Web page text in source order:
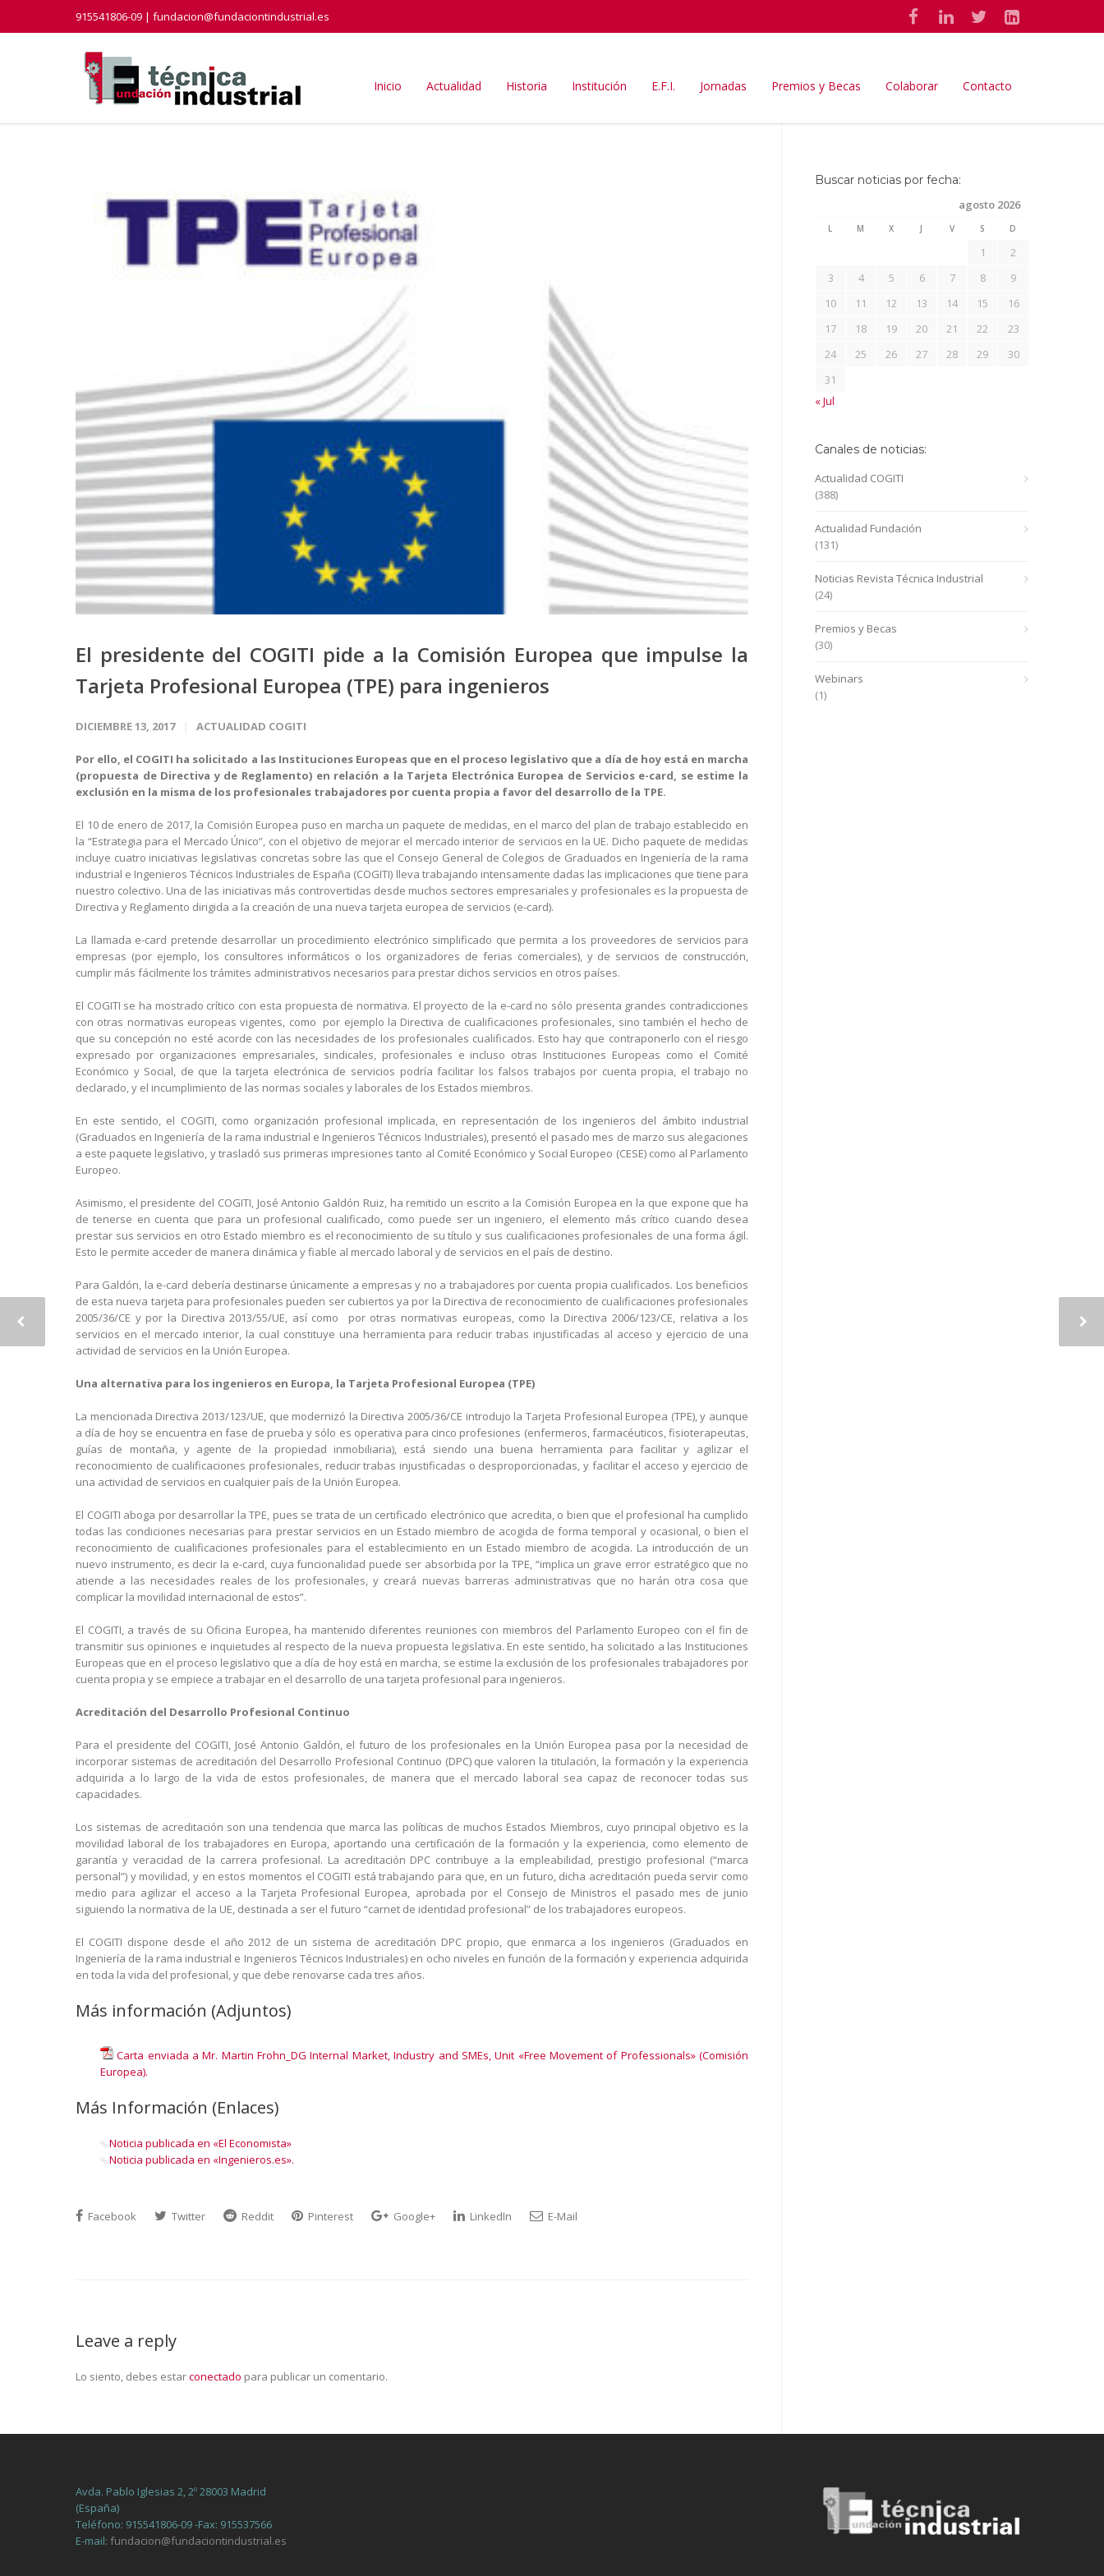
915541806-09 | fundacion@fundaciontindustrial.es
Inicio Actualidad Historia Institución E.F.I. Jornadas Premios y Becas Colaborar Contacto
El presidente del COGITI pide a la Comisión Europea que impulse la
Tarjeta Profesional Europea (TPE) para ingenieros
DICIEMBRE 13, 2017 ACTUALIDAD COGITI
Por ello, el COGITI ha solicitado a las Instituciones Europeas que en el proceso legislativo que a día de hoy está en marcha
(propuesta de Directiva y de Reglamento) en relación a la Tarjeta Electrónica Europea de Servicios e-card, se estime la
exclusión en la misma de los profesionales trabajadores por cuenta propia a favor del desarrollo de la TPE.
El 10 de enero de 2017, la Comisión Europea puso en marcha un paquete de medidas, en el marco del plan de trabajo establecido en
la “Estrategia para el Mercado Único”, con el objetivo de mejorar el mercado interior de servicios en la UE. Dicho paquete de medidas
incluye cuatro iniciativas legislativas concretas sobre las que el Consejo General de Colegios de Graduados en Ingeniería de la rama
industrial e Ingenieros Técnicos Industriales de España (COGITI) lleva trabajando intensamente dadas las implicaciones que tiene para
nuestro colectivo. Una de las iniciativas más controvertidas desde muchos sectores empresariales y profesionales es la propuesta de
Directiva y Reglamento dirigida a la creación de una nueva tarjeta europea de servicios (e-card).
La llamada e-card pretende desarrollar un procedimiento electrónico simplificado que permita a los proveedores de servicios para
empresas (por ejemplo, los consultores informáticos o los organizadores de ferias comerciales), y de servicios de construcción,
cumplir más fácilmente los trámites administrativos necesarios para prestar dichos servicios en otros países.
El COGITI se ha mostrado crítico con esta propuesta de normativa. El proyecto de la e-card no sólo presenta grandes contradicciones
con otras normativas europeas vigentes, como por ejemplo la Directiva de cualificaciones profesionales, sino también el hecho de
que su concepción no esté acorde con las necesidades de los profesionales cualificados. Esto hay que contraponerlo con el riesgo
expresado por organizaciones empresariales, sindicales, profesionales e incluso otras Instituciones Europeas como el Comité
Económico y Social, de que la tarjeta electrónica de servicios podría facilitar los falsos trabajos por cuenta propia, el trabajo no
declarado, y el incumplimiento de las normas sociales y laborales de los Estados miembros.
En este sentido, el COGITI, como organización profesional implicada, en representación de los ingenieros del ámbito industrial
(Graduados en Ingeniería de la rama industrial e Ingenieros Técnicos Industriales), presentó el pasado mes de marzo sus alegaciones
a este paquete legislativo, y trasladó sus primeras impresiones tanto al Comité Económico y Social Europeo (CESE) como al Parlamento
Europeo.
Asimismo, el presidente del COGITI, José Antonio Galdón Ruiz, ha remitido un escrito a la Comisión Europea en la que expone que ha
de tenerse en cuenta que para un profesional cualificado, como puede ser un ingeniero, el elemento más crítico cuando desea
prestar sus servicios en otro Estado miembro es el reconocimiento de su título y sus cualificaciones profesionales de una forma ágil.
Esto le permite acceder de manera dinámica y fiable al mercado laboral y de servicios en el país de destino.
Para Galdón, la e-card debería destinarse únicamente a empresas y no a trabajadores por cuenta propia cualificados. Los beneficios
de esta nueva tarjeta para profesionales pueden ser cubiertos ya por la Directiva de reconocimiento de cualificaciones profesionales
2005/36/CE y por la Directiva 2013/55/UE, así como por otras normativas europeas, como la Directiva 2006/123/CE, relativa a los
servicios en el mercado interior, la cual constituye una herramienta para reducir trabas injustificadas al acceso y ejercicio de una
actividad de servicios en la Unión Europea.
Una alternativa para los ingenieros en Europa, la Tarjeta Profesional Europea (TPE)
La mencionada Directiva 2013/123/UE, que modernizó la Directiva 2005/36/CE introdujo la Tarjeta Profesional Europea (TPE), y aunque
a día de hoy se encuentra en fase de prueba y sólo es operativa para cinco profesiones (enfermeros, farmacéuticos, fisioterapeutas,
guías de montaña, y agente de la propiedad inmobiliaria), está siendo una buena herramienta para facilitar y agilizar el
reconocimiento de cualificaciones profesionales, reducir trabas injustificadas o desproporcionadas, y facilitar el acceso y ejercicio de
una actividad de servicios en cualquier país de la Unión Europea.
El COGITI aboga por desarrollar la TPE, pues se trata de un certificado electrónico que acredita, o bien que el profesional ha cumplido
todas las condiciones necesarias para prestar servicios en un Estado miembro de acogida de forma temporal y ocasional, o bien el
reconocimiento de cualificaciones profesionales para el establecimiento en un Estado miembro de acogida. La introducción de un
nuevo instrumento, es decir la e-card, cuya funcionalidad puede ser absorbida por la TPE, “implica un grave error estratégico que no
atiende a las necesidades reales de los profesionales, y creará nuevas barreras administrativas que no harán otra cosa que
complicar la movilidad internacional de estos”.
El COGITI, a través de su Oficina Europea, ha mantenido diferentes reuniones con miembros del Parlamento Europeo con el fin de
transmitir sus opiniones e inquietudes al respecto de la nueva propuesta legislativa. En este sentido, ha solicitado a las Instituciones
Europeas que en el proceso legislativo que a día de hoy está en marcha, se estime la exclusión de los profesionales trabajadores por
cuenta propia y se empiece a trabajar en el desarrollo de una tarjeta profesional para ingenieros.
Acreditación del Desarrollo Profesional Continuo
Para el presidente del COGITI, José Antonio Galdón, el futuro de los profesionales en la Unión Europea pasa por la necesidad de
incorporar sistemas de acreditación del Desarrollo Profesional Continuo (DPC) que valoren la titulación, la formación y la experiencia
adquirida a lo largo de la vida de estos profesionales, de manera que el mercado laboral sea capaz de reconocer todas sus
capacidades.
Los sistemas de acreditación son una tendencia que marca las políticas de muchos Estados Miembros, cuyo principal objetivo es la
movilidad laboral de los trabajadores en Europa, aportando una certificación de la formación y la experiencia, como elemento de
garantía y veracidad de la carrera profesional. La acreditación DPC contribuye a la empleabilidad, prestigio profesional (“marca
personal”) y movilidad, y en estos momentos el COGITI está trabajando para que, en un futuro, dicha acreditación pueda servir como
medio para agilizar el acceso a la Tarjeta Profesional Europea, aprobada por el Consejo de Ministros el pasado mes de junio
siguiendo la normativa de la UE, destinada a ser el futuro “carnet de identidad profesional” de los trabajadores europeos.
El COGITI dispone desde el año 2012 de un sistema de acreditación DPC propio, que enmarca a los ingenieros (Graduados en
Ingeniería de la rama industrial e Ingenieros Técnicos Industriales) en ocho niveles en función de la formación y experiencia adquirida
en toda la vida del profesional, y que debe renovarse cada tres años.
Más información (Adjuntos)
Carta enviada a Mr. Martin Frohn_DG Internal Market, Industry and SMEs, Unit «Free Movement of Professionals» (Comisión
Europea).
Más Información (Enlaces)
Noticia publicada en «El Economista»
Noticia publicada en «Ingenieros.es».
Facebook Twitter Reddit Pinterest Google+ LinkedIn E-Mail
Leave a reply
Lo siento, debes estarconectado para publicar un comentario.
Buscar noticias por fecha:
agosto 2026
L M X J V S D
1
2
3
4 5 6 7 8
9
10
11 12 13 14 15
16
17
18 19 20 21 22
23
24
25 26 27 28 29
30
31
« Jul
Canales de noticias:
Actualidad COGITI
(388)
Actualidad Fundación
(131)
Noticias Revista Técnica Industrial
(24)
Premios y Becas
(30)
Webinars
(1)
Avda. Pablo Iglesias 2, 2º 28003 Madrid
(España)
Teléfono: 915541806-09 -Fax: 915537566
E-mail: fundacion@fundaciontindustrial.es